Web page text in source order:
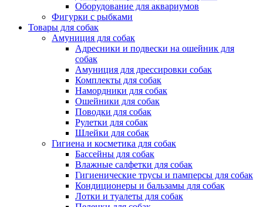
Оборудование для аквариумов
Фигурки с рыбками
Товары для собак
Амуниция для собак
Адресники и подвески на ошейник для
собак
Амуниция для дрессировки собак
Комплекты для собак
Намордники для собак
Ошейники для собак
Поводки для собак
Рулетки для собак
Шлейки для собак
Гигиена и косметика для собак
Бассейны для собак
Влажные салфетки для собак
Гигиенические трусы и памперсы для собак
Кондиционеры и бальзамы для собак
Лотки и туалеты для собак